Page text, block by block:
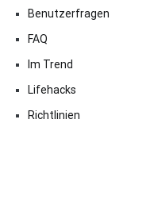
Benutzerfragen
FAQ
Im Trend
Lifehacks
Richtlinien